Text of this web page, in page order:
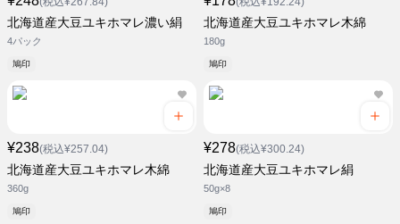
北海道産大豆ユキホマレ濃い絹
4パック
鳩印
北海道産大豆ユキホマレ木綿
180g
鳩印
¥238(税込¥257.04)
北海道産大豆ユキホマレ木綿
360g
鳩印
¥278(税込¥300.24)
北海道産大豆ユキホマレ絹
50g×8
鳩印